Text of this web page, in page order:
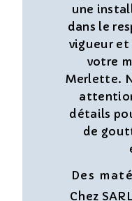
une
dans le
vigueur
votre
Merlette.
détails
de
Des
Chez